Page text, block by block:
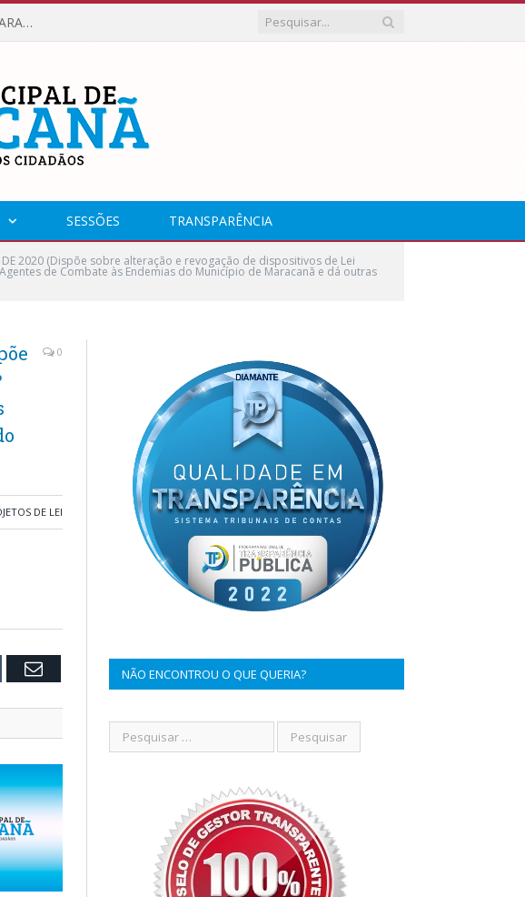
VEREADORES SE REUNÉM COM EMPRESA ÁGUAS DO PARÁ, PARA APRESENTAR REIVINDICAÇÕES E MELHORIAS NA QUALIDADE DOS SERVIÇOS OFERECIDOS Á POPULAÇÃO.
SESSÕES TRANSPARÊNCIA
DE 2020 (Dispõe sobre alteração e revogação de dispositivos de Lei
de Combate às Endemias do Município de Maracanã e dá outras
0
DE LEI
Email NÃO ENCONTROU O QUE QUERIA?